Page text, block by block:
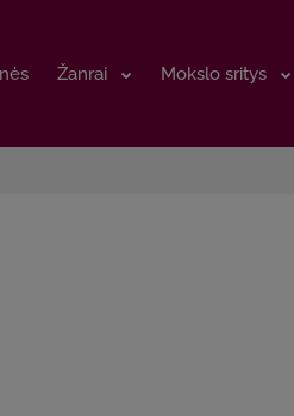
Žanrai Mokslo sritys
Žanrai Mokslo sritys